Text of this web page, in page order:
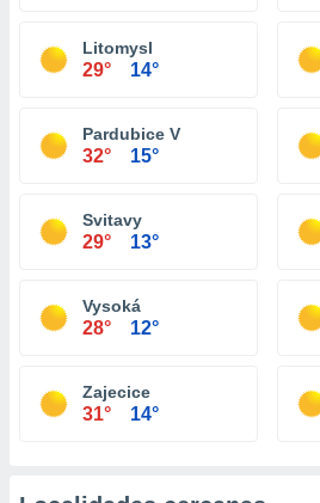
Litomysl
29° 14°
Pardubice V
32° 15°
Svitavy
29° 13°
Vysoká
28° 12°
Zajecice
31° 14°